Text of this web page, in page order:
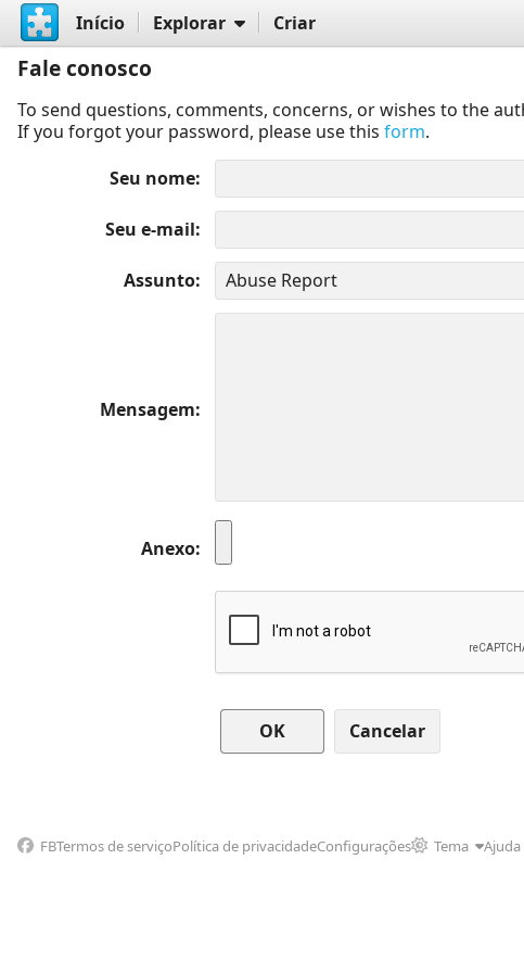
Início Explorar Criar
Fale conosco
To send questions, comments, concerns, or wishes to the
If you forgot your password, please use this form.
Seu nome
Seu e-mail
Assunto
Mensagem
Anexo
Cancelar
FBTermos de serviçoPolítica de privacidadeConfigurações Tema Ajuda